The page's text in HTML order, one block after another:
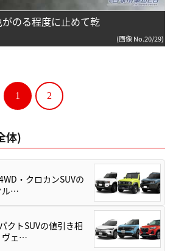
のる程度に止めて乾
(画像 No.20/29)
1 2
体)
・クロカンSUVの
ル…
クトSUVの値引き相
ヴェ…